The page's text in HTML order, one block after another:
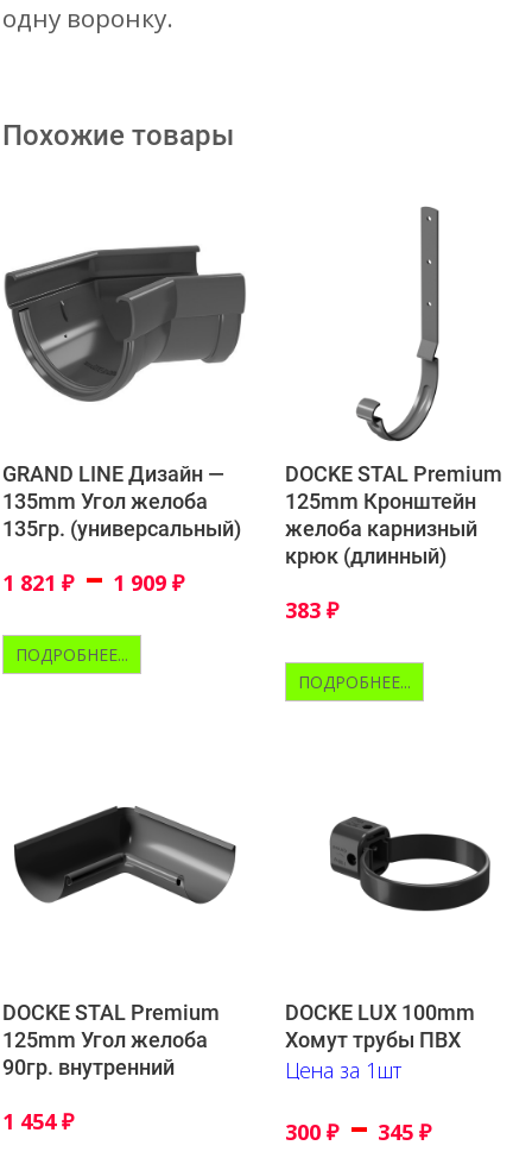
одну воронку.
Похожие товары
GRAND LINE Дизайн —
135mm Угол желоба
135гр. (универсальный)
1 821 ₽ – 1 909 ₽
ПОДРОБНЕЕ...
DOCKE STAL Premium
125mm Кронштейн
желоба карнизный
крюк (длинный)
383 ₽
ПОДРОБНЕЕ...
DOCKE STAL Premium
125mm Угол желоба
90гр. внутренний
1 454₽
DOCKE LUX 100mm
Хомут трубы ПВХ
Цена за 1шт
300 ₽ – 345 ₽